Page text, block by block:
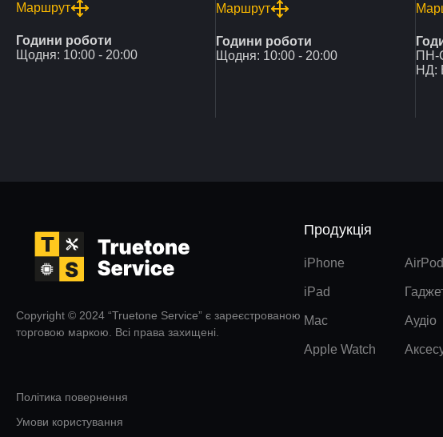
Маршрут
Години роботи
Щодня: 10:00 - 20:00
Маршрут
Години роботи
Щодня: 10:00 - 20:00
ПН-
НД:
Copyright © 2024 “Truetone Service” є зареєстрованою
торговою маркою. Всі права захищені.
Політика повернення
Умови користування
Продукція
iPhone
iPad
Mac
Apple Watch
Аудіо